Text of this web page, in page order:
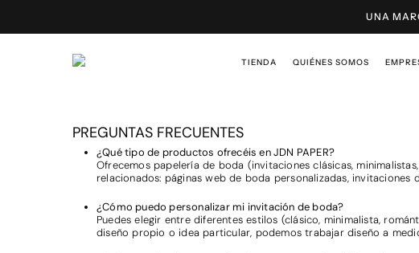
main
UNA
Hit enter to search or ESC to close
TIENDA QUIÉNES SOMOS
PREGUNTAS FRECUENTES
¿Qué tipo de productos ofrecéis en JDN PAPER?
Ofrecemos papelería de boda (invitaciones clásicas,
relacionados: páginas web de boda personalizadas, invitaciones
¿Cómo puedo personalizar mi invitación de boda?
Puedes elegir entre diferentes estilos (clásico, minimalista,
diseño propio o idea particular, podemos trabajar diseño a